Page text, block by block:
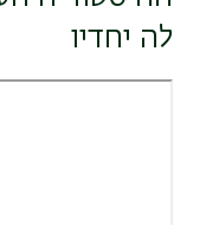
לה יחדיו